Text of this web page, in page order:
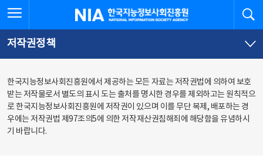
문
로
가
체
뉴
바
가
한국지능정보사회진흥원
저작권정책
한국지능정보사회진흥원에서 제공하는 모든 자료는 저작권법에 의하여 보호
받는 저작물로서 별도의 표시 도는 출처를 명시한 경우를 제외하고는 원칙적으
로 한국지능정보사회진흥원에 저작권이 있으며 이를 무단 복제, 배포하는 경
우에는 저작권법 제97조의5에 의한 저작재산권침해죄에 해당함을 유념하시
기 바랍니다.